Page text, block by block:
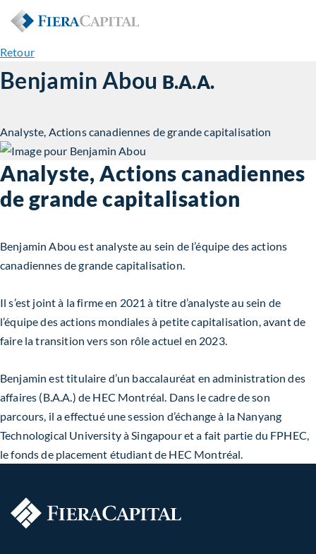
Retour
Benjamin Abou B.A.A.
Analyste, Actions canadiennes de grande capitalisation
Analyste, Actions canadiennes
de grande capitalisation
Benjamin Abou est analyste au sein de l’équipe des actions
canadiennes de grande capitalisation.
Il s’est joint à la firme en 2021 à titre d’analyste au sein de
l’équipe des actions mondiales à petite capitalisation, avant de
faire la transition vers son rôle actuel en 2023.
Benjamin est titulaire d’un baccalauréat en administration des
affaires (B.A.A.) de HEC Montréal. Dans le cadre de son
parcours, il a effectué une session d’échange à la Nanyang
Technological University à Singapour et a fait partie du FPHEC,
le fonds de placement étudiant de HEC Montréal.